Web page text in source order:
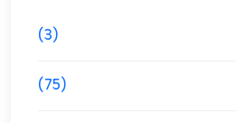
(3)
(75)